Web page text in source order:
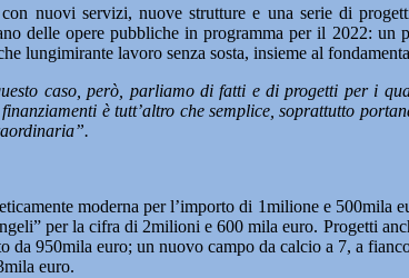
nuovi servizi, nuove strutture e una serie di
delle opere pubbliche in programma per il 2022:
lungimirante lavoro senza sosta, insieme al
caso, però, parliamo di fatti e di progetti per i
è tutt’altro che semplice, soprattutto
moderna per l’importo di 1milione e
per la cifra di 2milioni e 600 mila euro. Progetti
950mila euro; un nuovo campo da calcio a 7, a
euro.